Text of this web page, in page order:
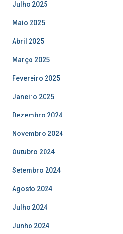
Julho 2025
Maio 2025
Abril 2025
Março 2025
Fevereiro 2025
Janeiro 2025
Dezembro 2024
Novembro 2024
Outubro 2024
Setembro 2024
Agosto 2024
Julho 2024
Junho 2024